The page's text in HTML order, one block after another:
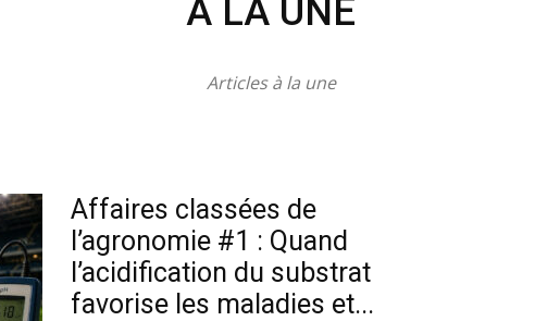
A LA UNE
Articles à la une
Affaires classées de
l’agronomie #1 : Quand
l’acidification du substrat
favorise les maladies et...